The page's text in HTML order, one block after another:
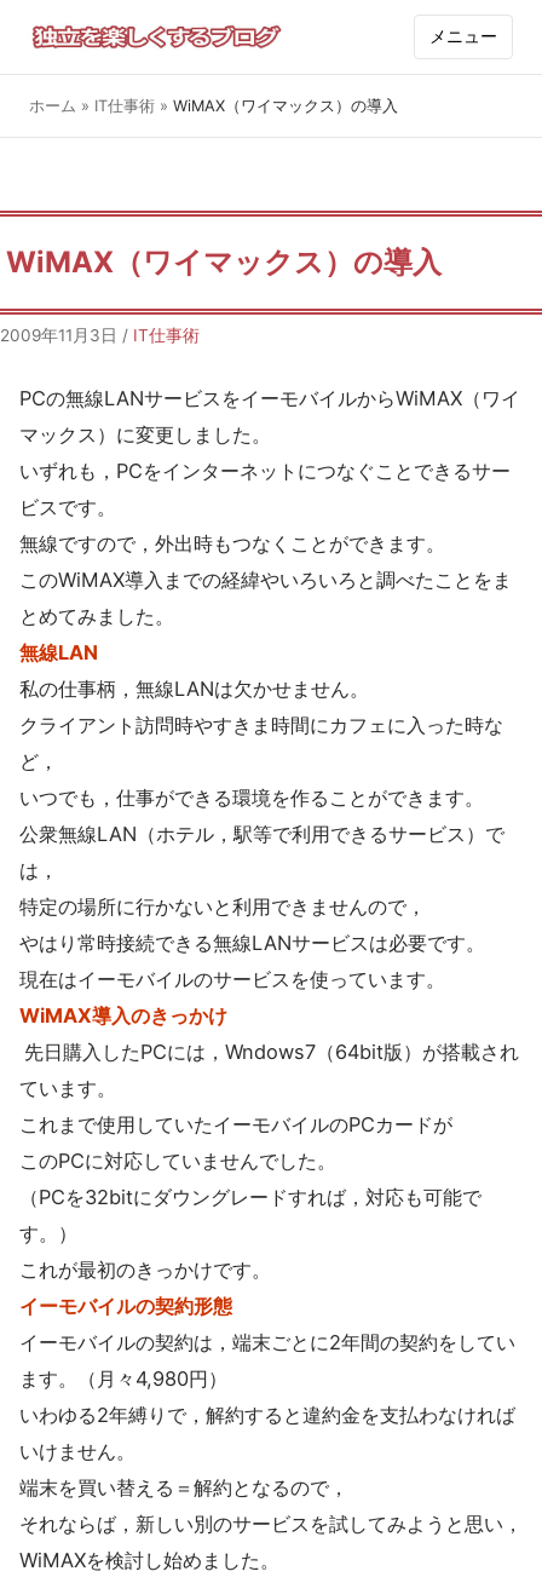
メニュー
ホーム » IT仕事術 » WiMAX（ワイマックス）の導入
WiMAX（ワイマックス）の導入
2009年11月3日 / IT仕事術
PCの無線LANサービスをイーモバイルからWiMAX（ワイ
マックス）に変更しました。
いずれも，PCをインターネットにつなぐことできるサー
ビスです。
無線ですので，外出時もつなくことができます。
このWiMAX導入までの経緯やいろいろと調べたことをま
とめてみました。
無線LAN
私の仕事柄，無線LANは欠かせません。
クライアント訪問時やすきま時間にカフェに入った時な
ど，
いつでも，仕事ができる環境を作ることができます。
公衆無線LAN（ホテル，駅等で利用できるサービス）で
は，
特定の場所に行かないと利用できませんので，
やはり常時接続できる無線LANサービスは必要です。
現在はイーモバイルのサービスを使っています。
WiMAX導入のきっかけ
先日購入したPCには，Wndows7（64bit版）が搭載され
ています。
これまで使用していたイーモバイルのPCカードが
このPCに対応していませんでした。
（PCを32bitにダウングレードすれば，対応も可能で
す。）
これが最初のきっかけです。
イーモバイルの契約形態
イーモバイルの契約は，端末ごとに2年間の契約をしてい
ます。（月々4,980円）
いわゆる2年縛りで，解約すると違約金を支払わなければ
いけません。
端末を買い替える＝解約となるので，
それならば，新しい別のサービスを試してみようと思い，
WiMAXを検討し始めました。